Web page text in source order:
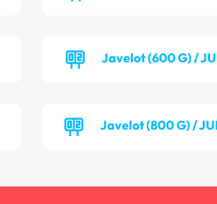
Javelot (600 G) /
Javelot (800 G) /